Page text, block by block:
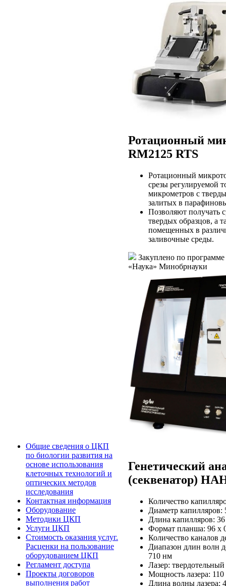
Общие сведения о ЦКП
по биологии развития на
основе использования
клеточных технологий и
оптических методов
исследования
Контактная информация
Оборудование
Методики ЦКП
Услуги ЦКП
Стоимость оказания услуг.
Расценки на пользование
оборудованием ЦКП
Регламент доступа
Проекты договоров
выполнения работ
Ротационный
RM2125 RTS
Ротационный
срезы регулируемой
микрометров с
залитых в
Позволяют получать
твердых образцов, а
помещенных в
заливочные среды.
Закуплено по
«Наука» Минобрнауки
Генетический
(секвенатор)
Количество
Диаметр капилляров:
Длина капилляров:
Формат планша: 96 х
Количество каналов
Диапазон длин волн
710 нм
Лазер: твердотельный
Мощность лазера:
Длина волны лазера: